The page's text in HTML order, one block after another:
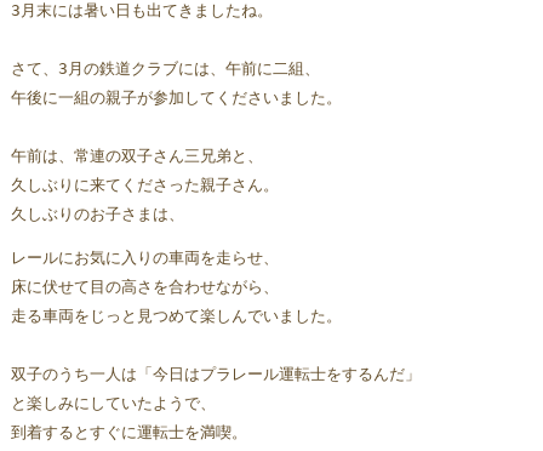
3月末には暑い日も出てきましたね。
さて、3月の鉄道クラブには、午前に二組、
午後に一組の親子が参加してくださいました。
午前は、常連の双子さん三兄弟と、
久しぶり に来てくださった親子さん。
久しぶりのお子さまは、
レールにお気に入りの車両を走らせ、
床に伏せて目の高さを合わせながら、
走る車両をじっと見つめて楽しんでいました。
双子のうち一人は「今日はプラレール運転士をするんだ」
と楽しみにしていたようで、
到着するとすぐに運転士を満喫。